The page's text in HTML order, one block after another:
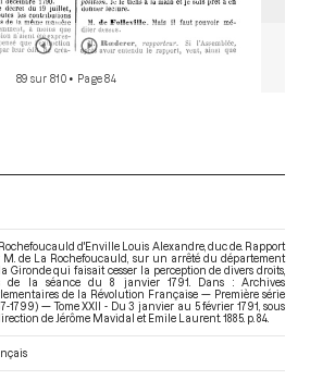
89 sur 810 • Page 84
Rochefoucauld d'Enville Louis Alexandre, duc de. Rapport
M. de La Rochefoucauld, sur un arrêté du département
Gironde qui faisait cesser la perception de divers droits,
de la séance du 8 janvier 1791. Dans : Archives
de la Révolution Française — Première série
1799) — Tome XXII - Du 3 janvier au 5 février 1791 , sous
de Jérôme Mavidal et Emile Laurent. 1885. p. 84.